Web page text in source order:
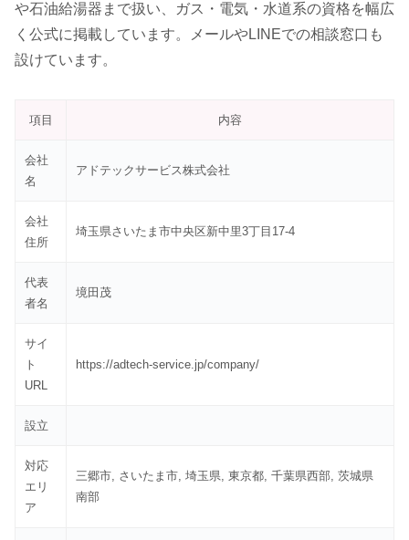
や石油給湯器まで扱い、ガス・電気・水道系の資格を幅広
く公式に掲載しています。メールやLINEでの相談窓口も
設けています。
項目 内容
会社
名
アドテックサービス株式会社
会社
住所
埼玉県さいたま市中央区新中里3丁目17-4
代表
者名
境田茂
サイ
ト
URL
https://adtech-service.jp/company/
設立
対応
エリ
ア
三郷市, さいたま市, 埼玉県, 東京都, 千葉県西部, 茨城県
南部